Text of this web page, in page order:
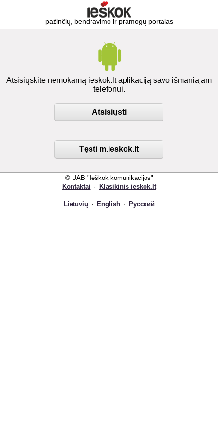
pažinčių, bendravimo ir pramogų portalas
Atsisiųskite nemokamą ieskok.lt aplikaciją savo išmaniajam
telefonui.
Atsisiųsti
Tęsti m.ieskok.lt
© UAB "Ieškok komunikacijos"
Kontaktai · Klasikinis ieskok.lt
Lietuvių · English · Русский